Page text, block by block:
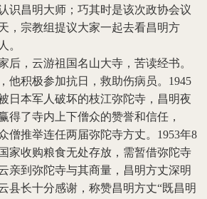
识昌明大师；巧其时是该次政协会议
，宗教组提议大家一起去看昌明方
。
后，云游祖国名山大寺，苦读经书。
他积极参加抗日，救助伤病员。 1945
日本军人破坏的枝江弥陀寺，昌明夜
得了寺内上下僧众的赞誉和信任，
僧推举连任两届弥陀寺方丈。 1953年8
家收购粮食无处存放，需暂借弥陀寺
亲到弥陀寺与其商量，昌明方丈深明
县长十分感谢，称赞昌明方丈“既昌明